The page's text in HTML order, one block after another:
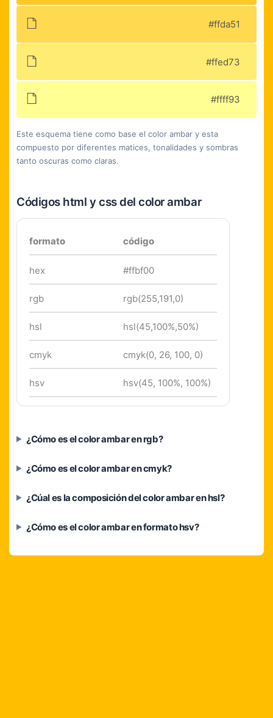
#ffda51
#ffed73
#ffff93
Este esquema tiene como base el color ambar y esta
compuesto por diferentes matices, tonalidades y sombras
tanto oscuras como claras.
Códigos html y css del color ambar
formato código
hex #ffbf00
rgb rgb(255,191,0)
hsl hsl(45,100%,50%)
cmyk cmyk(0, 26, 100, 0)
hsv hsv(45, 100%, 100%)
¿Cómo es el color ambar en rgb?
¿Cómo es el color ambar en cmyk?
¿Cúal es la composición del color ambar en hsl?
¿Cómo es el color ambar en formato hsv?